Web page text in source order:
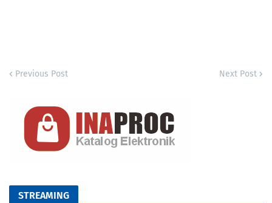
Previous Post Next Post
STREAMING